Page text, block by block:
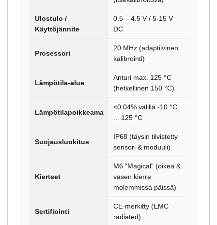
Ulostulo /
Käyttöjännite
0.5 – 4.5 V / 5-15 V
DC
Prosessori
20 MHz (adaptiivinen
kalibrointi)
Lämpötila-alue
Anturi max. 125 °C
(hetkellinen 150 °C)
Lämpötilapoikkeama
<0.04% välillä -10 °C
... 125 °C
Suojausluokitus
IP68 (täysin tiivistetty
sensori & moduuli)
Kierteet
M6 "Magical" (oikea &
vasen kierre
molemmissa päissä)
Sertifiointi
CE-merkitty (EMC
radiated)